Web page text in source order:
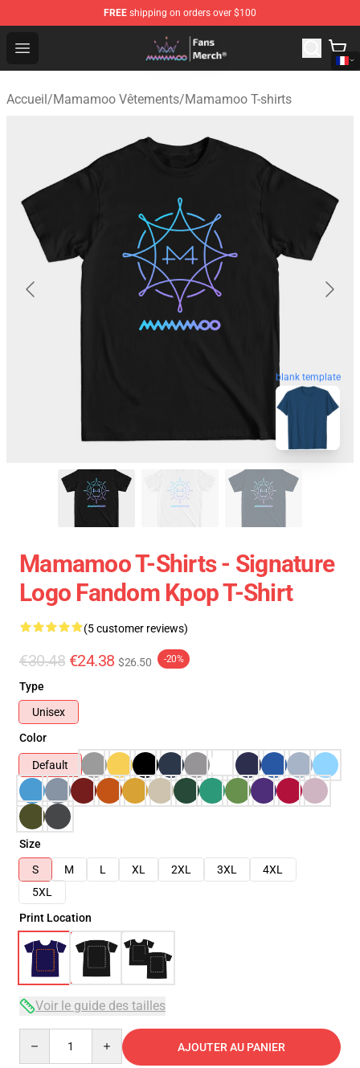
FREE shipping on orders over $100
Open menu
Mamamoo Store - Official Mamamoo Merchandise Shop
Accueil/Mamamoo Vêtements/Mamamoo T-shirts
blank template
Mamamoo T-Shirts - Signature
Logo Fandom Kpop T-Shirt
(5 customer reviews)
€30.48 €24.38 $26.50 -20%
Type
Unisex
Color
Default
Size
S
M L XL 2XL 3XL
4XL
5XL
Print Location
Voir le guide des tailles
AJOUTER AU PANIER